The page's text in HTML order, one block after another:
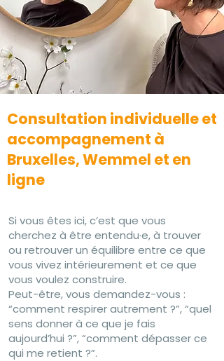
Consultation individuelle et
accompagnement à
Bruxelles, Wemmel et en
ligne
​​Si vous êtes ici, c’est que vous
cherchez à être entendu·e, à trouver
ou retrouver un équilibre entre ce que
vous vivez intérieurement et ce que
vous voulez construire.
Peut-être, vous demandez-vous :
“comment respirer autrement ?”, “quel
sens donner à ce que je fais
aujourd’hui ?”, “comment dépasser ce
qui me retient ?”.